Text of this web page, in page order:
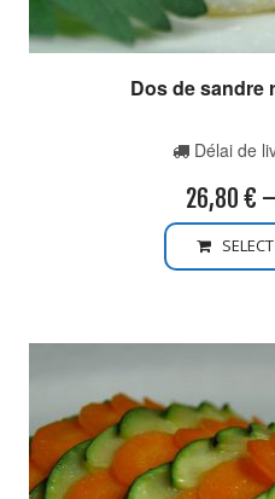
Dos de sandre
Délai de
26,80 € –